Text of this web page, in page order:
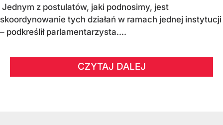
Jednym z postulatów, jaki podnosimy, jest
skoordynowanie tych działań w ramach jednej instytucji
– podkreślił parlamentarzysta....
CZYTAJ DALEJ